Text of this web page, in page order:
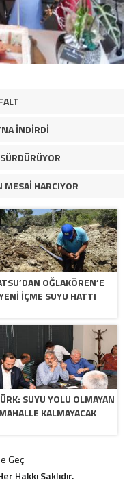
İNDİRDİ
HARCIYOR
OĞLAKÖREN’E
İÇME SUYU HATTI
SUYU YOLU OLMAYAN
MAHALLE KALMAYACAK
Geç
Hakkı Saklıdır.